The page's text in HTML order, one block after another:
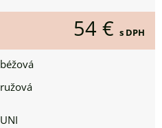
54 € s DPH
béžová
ružová
UNI